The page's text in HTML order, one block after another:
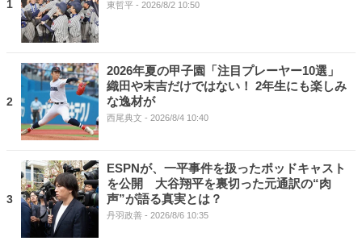
1 東哲平 - 2026/8/2 10:50
2
2026年夏の甲子園「注目プレーヤー10選」
織田や末吉だけではない！ 2年生にも楽しみ
な逸材が
西尾典文 - 2026/8/4 10:40
3
ESPNが、一平事件を扱ったポッドキャスト
を公開 大谷翔平を裏切った元通訳の“肉
声”が語る真実とは？
丹羽政善 - 2026/8/6 10:35